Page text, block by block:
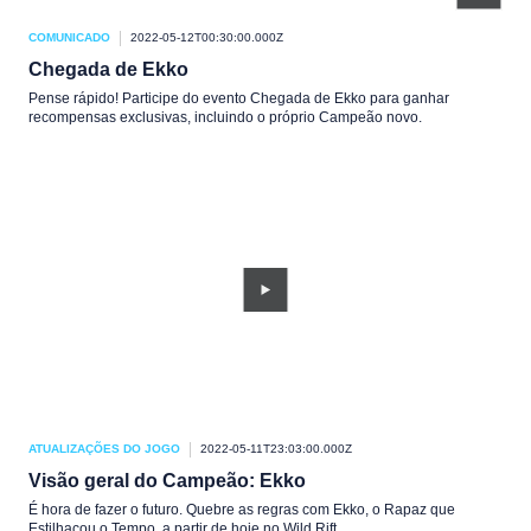
COMUNICADO 2022-05-12T00:30:00.000Z
Chegada de Ekko
Pense rápido! Participe do evento Chegada de Ekko para ganhar
recompensas exclusivas, incluindo o próprio Campeão novo.
ATUALIZAÇÕES DO JOGO 2022-05-11T23:03:00.000Z
Visão geral do Campeão: Ekko
É hora de fazer o futuro. Quebre as regras com Ekko, o Rapaz que